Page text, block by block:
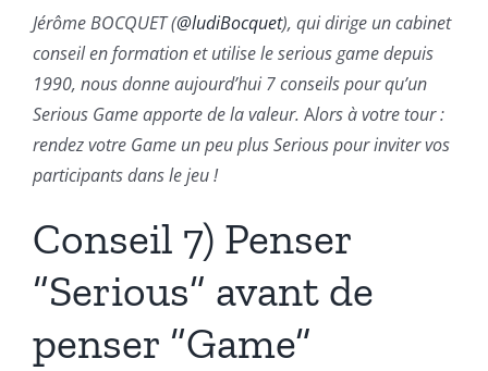
Jérôme BOCQUET (@ludiBocquet), qui dirige un cabinet
conseil en formation et utilise le serious game depuis
1990, nous donne aujourd’hui 7 conseils pour qu’un
Serious Game apporte de la valeur. Alors à votre tour :
rendez votre Game un peu plus Serious pour inviter vos
participants dans le jeu !
Conseil 7) Penser
“Serious” avant de
penser “Game”